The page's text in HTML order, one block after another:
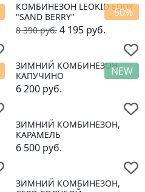
-50%
КОМБИНЕЗОН LEOKID EDDY
"SAND BERRY"
8 390руб. 4 195 руб.
NEW
ЗИМНИЙ КОМБИНЕЗОН,
КАПУЧИНО
6 200 руб.
ЗИМНИЙ КОМБИНЕЗОН,
КАРАМЕЛЬ
6 500 руб.
ЗИМНИЙ КОМБИНЕЗОН,